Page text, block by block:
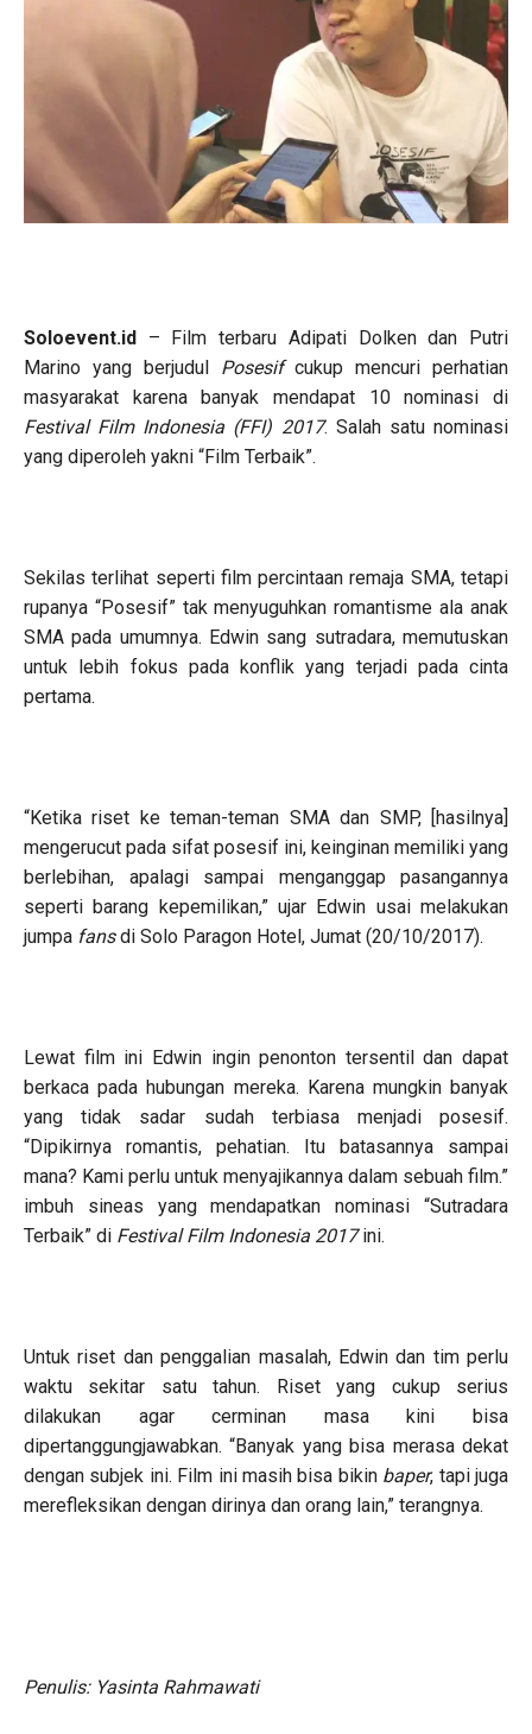
Soloevent.id
– Film terbaru Adipati Dolken dan Putri
Marino yang berjudul Posesifcukup mencuri perhatian
masyarakat karena banyak mendapat 10 nominasi di
Festival Film Indonesia (FFI) 2017. Salah satu nominasi
yang diperoleh yakni “Film Terbaik”.
Sekilas terlihat seperti film percintaan remaja SMA, tetapi
rupanya “Posesif” tak menyuguhkan romantisme ala anak
SMA pada umumnya. Edwin sang sutradara, memutuskan
untuk lebih fokus pada konflik yang terjadi pada cinta
pertama.
“Ketika riset ke teman-teman SMA dan SMP, [hasilnya]
mengerucut pada sifat posesif ini, keinginan memiliki yang
berlebihan, apalagi sampai menganggap pasangannya
seperti barang kepemilikan,” ujar Edwin usai melakukan
jumpa fansdi Solo Paragon Hotel, Jumat (20/10/2017).
Lewat film ini Edwin ingin penonton tersentil dan dapat
berkaca pada hubungan mereka. Karena mungkin banyak
yang tidak sadar sudah terbiasa menjadi posesif.
“Dipikirnya romantis, pehatian. Itu batasannya sampai
mana? Kami perlu untuk menyajikannya dalam sebuah film.”
imbuh sineas yang mendapatkan nominasi “Sutradara
Terbaik” di Festival Film Indonesia 2017ini.
Untuk riset dan penggalian masalah, Edwin dan tim perlu
waktu sekitar satu tahun. Riset yang cukup serius
dilakukan agar cerminan masa kini bisa
dipertanggungjawabkan. “Banyak yang bisa merasa dekat
dengan subjek ini. Film ini masih bisa bikin baper, tapi juga
merefleksikan dengan dirinya dan orang lain,” terangnya.
Penulis: Yasinta Rahmawati